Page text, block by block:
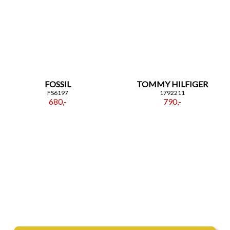
FOSSIL
FS6197
680,-
TOMMY HILFIGER
1792211
790,-